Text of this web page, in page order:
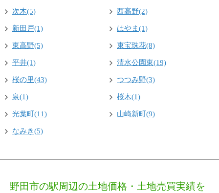
次木(5) 西高野(2)
新田戸(1) はやま(1)
東高野(5) 東宝珠花(8)
平井(1) 清水公園東(19)
桜の里(43) つつみ野(3)
泉(1) 桜木(1)
光葉町(11) 山崎新町(9)
なみき(5)
野田市の駅周辺の土地価格・土地売買実績を